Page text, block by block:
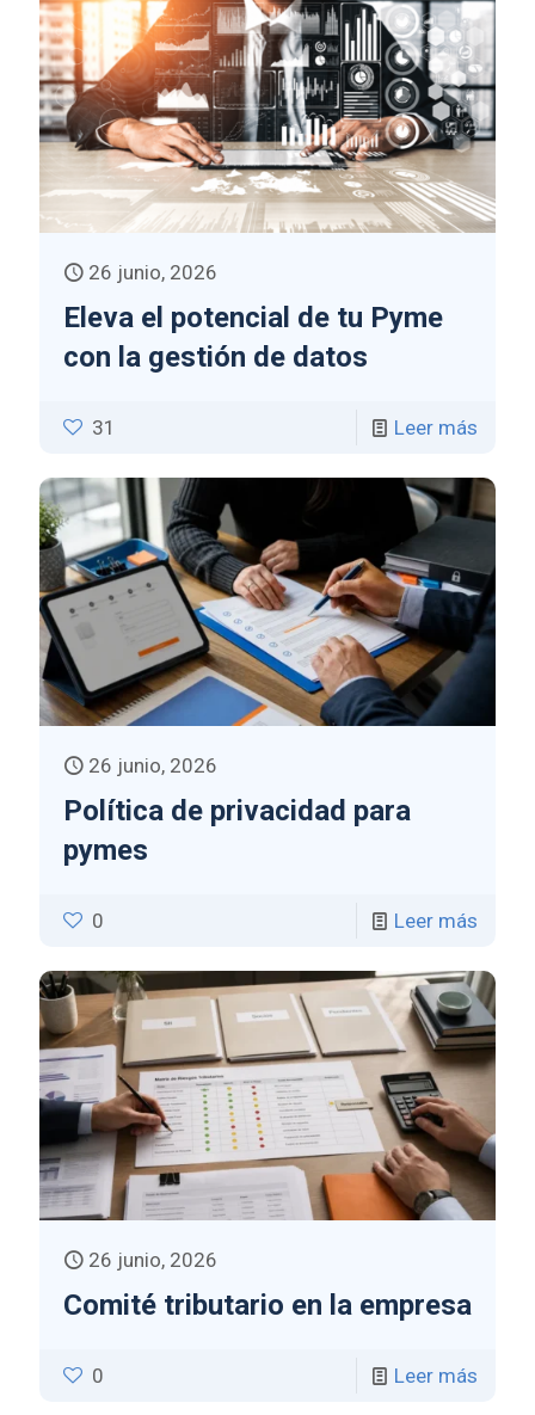
26 junio, 2026
Eleva el potencial de tu Pyme
con la gestión de datos
31 Leer más
26 junio, 2026
Política de privacidad para
pymes
0 Leer más
26 junio, 2026
Comité tributario en la empresa
0 Leer más